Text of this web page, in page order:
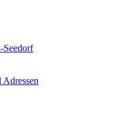
Seedorf
Adressen